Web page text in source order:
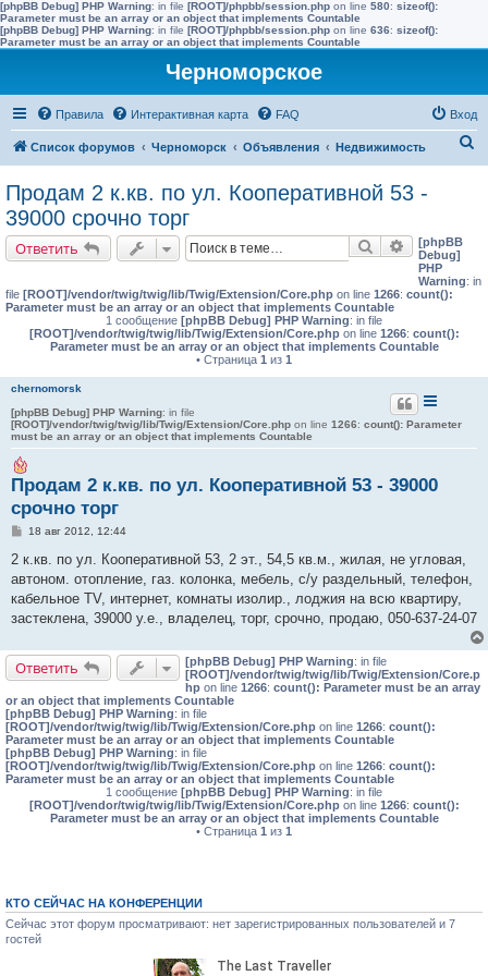
[phpBB Debug] PHP Warning: in file [ROOT]/phpbb/session.php on line 580: sizeof():
Parameter must be an array or an object that implements Countable
[phpBB Debug] PHP Warning: in file [ROOT]/phpbb/session.php on line 636: sizeof():
Parameter must be an array or an object that implements Countable
Черноморское
Правила Интерактивная карта FAQ Вход
Список форумов Черноморск Объявления Недвижимость
Продам 2 к.кв. по ул. Кооперативной 53 -
39000 срочно торг
Ответить Поиск
[phpBB
Debug]
PHP
Warning: in
file [ROOT]/vendor/twig/twig/lib/Twig/Extension/Core.php on line 1266: count():
Parameter must be an array or an object that implements Countable
1 сообщение [phpBB Debug] PHP Warning: in file
[ROOT]/vendor/twig/twig/lib/Twig/Extension/Core.phpon line 1266: count():
Parameter must be an array or an object that implements Countable
• Страница 1 из 1
chernomorsk
[phpBB Debug] PHP Warning: in file
[ROOT]/vendor/twig/twig/lib/Twig/Extension/Core.php on line 1266: count(): Parameter
must be an array or an object that implements Countable
Продам 2 к.кв. по ул. Кооперативной 53 - 39000
срочно торг
С
о
щ
е
и
18 авг 2012, 12:44
2 к.кв. по ул. Кооперативной 53, 2 эт., 54,5 кв.м., жилая, не угловая,
автоном. отопление, газ. колонка, мебель, с/у раздельный, телефон,
кабельное TV, интернет, комнаты изолир., лоджия на всю квартиру,
застеклена, 39000 у.е., владелец, торг, срочно, продаю, 050-637-24-07
Ответить [phpBB Debug] PHP Warning: in file
[ROOT]/vendor/twig/twig/lib/Twig/Extension/Core.p
hp on line 1266: count(): Parameter must be an array
or an object that implements Countable
[phpBB Debug] PHP Warning: in file
[ROOT]/vendor/twig/twig/lib/Twig/Extension/Core.php on line 1266: count():
Parameter must be an array or an object that implements Countable
[phpBB Debug] PHP Warning: in file
[ROOT]/vendor/twig/twig/lib/Twig/Extension/Core.php on line 1266: count():
Parameter must be an array or an object that implements Countable
1 сообщение [phpBB Debug] PHP Warning: in file
[ROOT]/vendor/twig/twig/lib/Twig/Extension/Core.phpon line 1266: count():
Parameter must be an array or an object that implements Countable
• Страница 1 из 1
КТО СЕЙЧАС НА КОНФЕРЕНЦИИ
Сейчас этот форум просматривают: нет зарегистрированных пользователей и 7
гостей